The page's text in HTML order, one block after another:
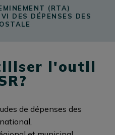
(RTA)
DES DÉPENSES DES
l'outil
de dépenses des